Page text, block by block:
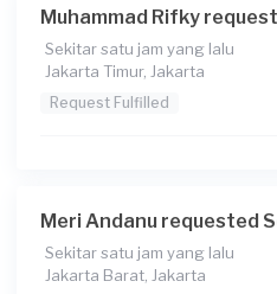
Muhammad Rifky
Sekitar satu jam yang lalu
Jakarta Timur, Jakarta
Request Fulfilled
Meri Andanu requested
Sekitar satu jam yang lalu
Jakarta Barat, Jakarta